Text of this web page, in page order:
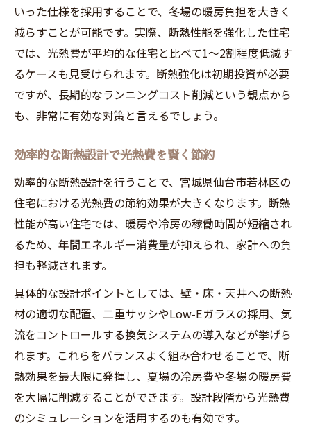
いった仕様を採用することで、冬場の暖房負担を大きく
減らすことが可能です。実際、断熱性能を強化した住宅
では、光熱費が平均的な住宅と比べて1〜2割程度低減す
るケースも見受けられます。断熱強化は初期投資が必要
ですが、長期的なランニングコスト削減という観点から
も、非常に有効な対策と言えるでしょう。
効率的な断熱設計で光熱費を賢く節約
効率的な断熱設計を行うことで、宮城県仙台市若林区の
住宅における光熱費の節約効果が大きくなります。断熱
性能が高い住宅では、暖房や冷房の稼働時間が短縮され
るため、年間エネルギー消費量が抑えられ、家計への負
担も軽減されます。
具体的な設計ポイントとしては、壁・床・天井への断熱
材の適切な配置、二重サッシやLow-Eガラスの採用、気
流をコントロールする換気システムの導入などが挙げら
れます。これらをバランスよく組み合わせることで、断
熱効果を最大限に発揮し、夏場の冷房費や冬場の暖房費
を大幅に削減することができます。設計段階から光熱費
のシミュレーションを活用するのも有効です。